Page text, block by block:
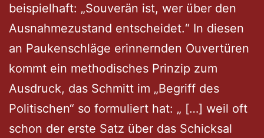
beispielhaft: „Souverän ist, wer über den
Ausnahmezustand entscheidet.“ In diesen
an Paukenschläge erinnernden Ouvertüren
kommt ein methodisches Prinzip zum
Ausdruck, das Schmitt im „Begriff des
Politischen“ so formuliert hat: „ […] weil oft
schon der erste Satz über das Schicksal